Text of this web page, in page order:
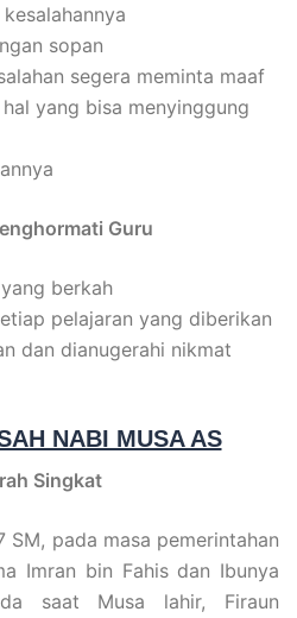
sopan
segera meminta maaf
yang bisa menyinggung
Guru
berkah
pelajaran yang diberikan
dan dianugerahi nikmat
NABI MUSA AS
Singkat
SM, pada masa pemerintahan
Imran bin Fahis dan Ibunya
saat Musa lahir, Firaun